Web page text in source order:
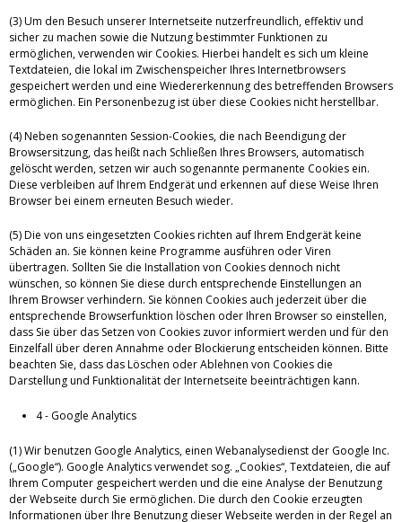
(3) Um den Besuch unserer Internetseite nutzerfreundlich, effektiv und
sicher zu machen sowie die Nutzung bestimmter Funktionen zu
ermöglichen, verwenden wir Cookies. Hierbei handelt es sich um kleine
Textdateien, die lokal im Zwischenspeicher Ihres Internetbrowsers
gespeichert werden und eine Wiedererkennung des betreffenden Browsers
ermöglichen. Ein Personenbezug ist über diese Cookies nicht herstellbar.
(4) Neben sogenannten Session-Cookies, die nach Beendigung der
Browsersitzung, das heißt nach Schließen Ihres Browsers, automatisch
gelöscht werden, setzen wir auch sogenannte permanente Cookies ein.
Diese verbleiben auf Ihrem Endgerät und erkennen auf diese Weise Ihren
Browser bei einem erneuten Besuch wieder.
(5) Die von uns eingesetzten Cookies richten auf Ihrem Endgerät keine
Schäden an. Sie können keine Programme ausführen oder Viren
übertragen. Sollten Sie die Installation von Cookies dennoch nicht
wünschen, so können Sie diese durch entsprechende Einstellungen an
Ihrem Browser verhindern. Sie können Cookies auch jederzeit über die
entsprechende Browserfunktion löschen oder Ihren Browser so einstellen,
dass Sie über das Setzen von Cookies zuvor informiert werden und für den
Einzelfall über deren Annahme oder Blockierung entscheiden können. Bitte
beachten Sie, dass das Löschen oder Ablehnen von Cookies die
Darstellung und Funktionalität der Internetseite beeinträchtigen kann.
4 - Google Analytics
(1) Wir benutzen Google Analytics, einen Webanalysedienst der Google Inc.
(„Google“). Google Analytics verwendet sog. „Cookies“, Textdateien, die auf
Ihrem Computer gespeichert werden und die eine Analyse der Benutzung
der Webseite durch Sie ermöglichen. Die durch den Cookie erzeugten
Informationen über Ihre Benutzung dieser Webseite werden in der Regel an